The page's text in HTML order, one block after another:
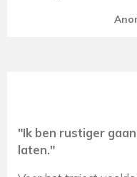
"Ik ben rustiger
laten."